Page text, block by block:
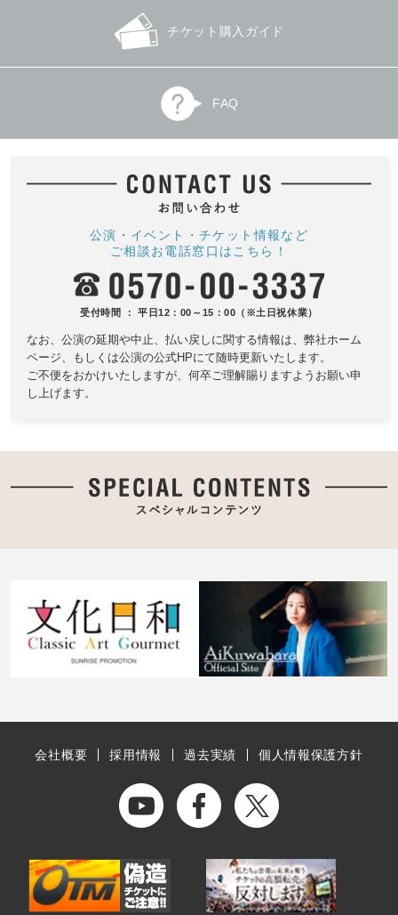
チケット購入ガイド
FAQ
公演・イベント・チケット情報など
ご相談お電話窓口はこちら！
受付時間 ： 平日12：00～15：00（※土日祝休業）
なお、公演の延期や中止、払い戻しに関する情報は、 弊社ホーム
ページ、もしくは公演の公式HPにて随時更新いたします。
ご不便をおかけいたしますが、何卒ご理解賜りますようお願い申
し上げます。
会社概要 採用情報 過去実績 個人情報保護方針